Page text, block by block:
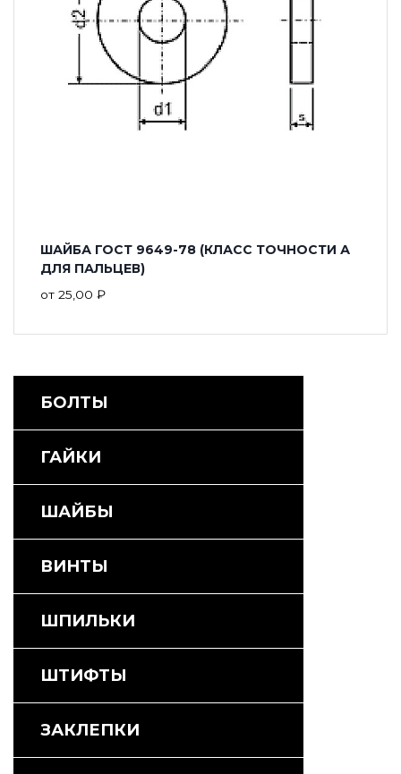
ШАЙБА ГОСТ 9649-78 (КЛАСС ТОЧНОСТИ А
ДЛЯ ПАЛЬЦЕВ)
от 25,00 ₽
БОЛТЫ
ГАЙКИ
ШАЙБЫ
ВИНТЫ
ШПИЛЬКИ
ШТИФТЫ
ЗАКЛЕПКИ